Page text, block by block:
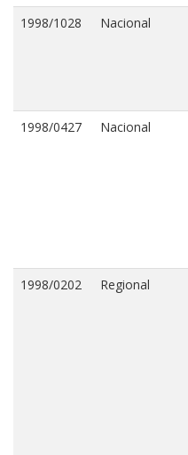
1998/1028 Nacional
1998/0427 Nacional
1998/0202 Regional